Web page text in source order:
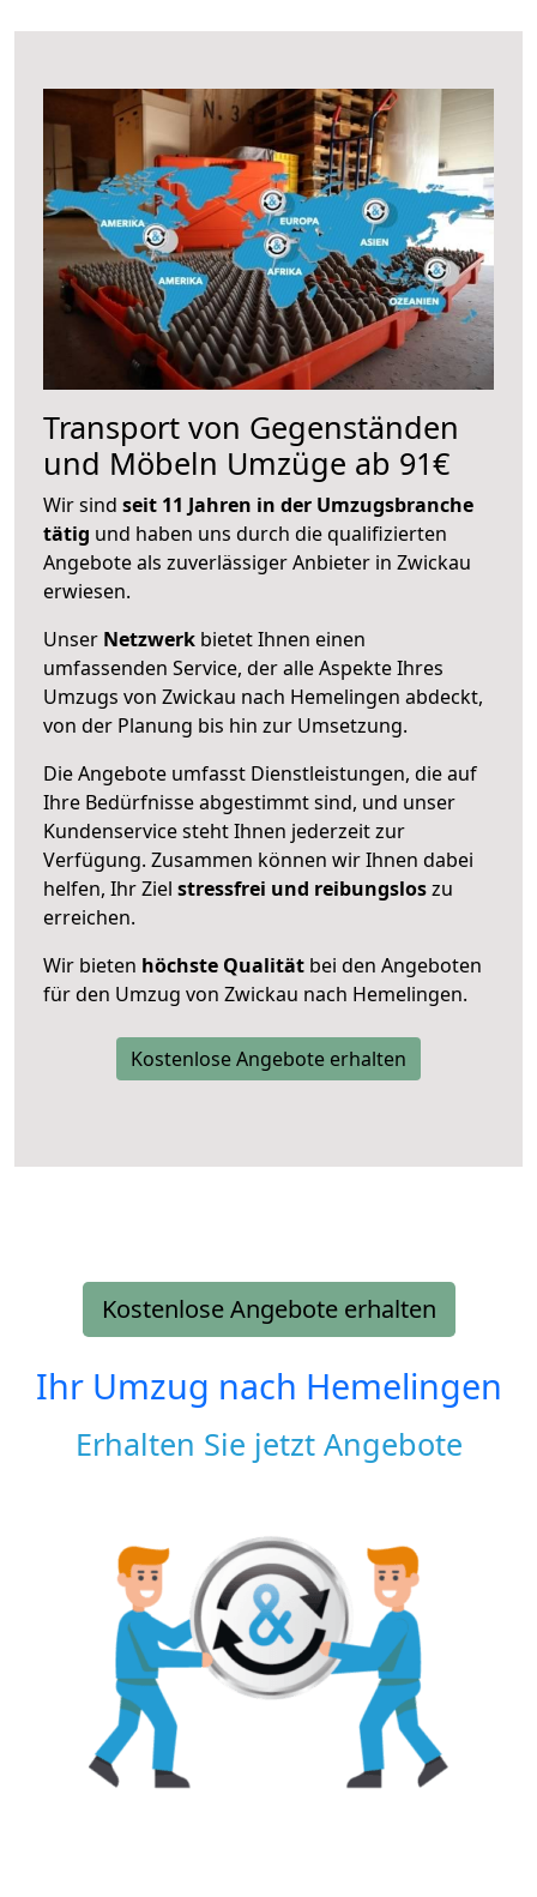
Transport von Gegenständen
und Möbeln Umzüge ab 91€
Wir sind seit 11 Jahren in der Umzugsbranche
tätig und haben uns durch die qualifizierten
Angebote als zuverlässiger Anbieter in Zwickau
erwiesen.
Unser Netzwerk bietet Ihnen einen
umfassenden Service, der alle Aspekte Ihres
Umzugs von Zwickau nach Hemelingen abdeckt,
von der Planung bis hin zur Umsetzung.
Die Angebote umfasst Dienstleistungen, die auf
Ihre Bedürfnisse abgestimmt sind, und unser
Kundenservice steht Ihnen jederzeit zur
Verfügung. Zusammen können wir Ihnen dabei
helfen, Ihr Ziel stressfrei und reibungsloszu
erreichen.
Wir bieten höchste Qualität bei den Angeboten
für den Umzug von Zwickau nach Hemelingen.
Kostenlose Angebote erhalten
Kostenlose Angebote erhalten
Ihr Umzug nach Hemelingen
Erhalten Sie jetzt Angebote